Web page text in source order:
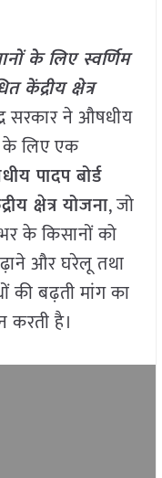
के लिए स्वर्णिम
क्षेत्र
सरकार ने औषधीय
के लिए एक
पादप बोर्ड
क्षेत्र योजना, जो
के किसानों को
और घरेलू तथा
की बढ़ती मांग का
करती है।